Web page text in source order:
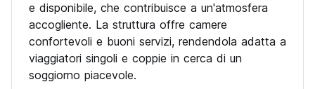
e disponibile, che contribuisce a un'atmosfera
accogliente. La struttura offre camere
confortevoli e buoni servizi, rendendola adatta a
viaggiatori singoli e coppie in cerca di un
soggiorno piacevole.